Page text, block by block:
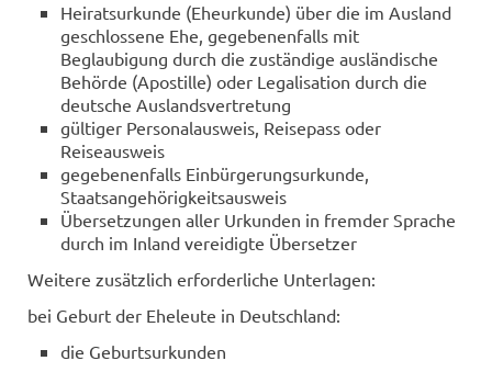
Heiratsurkunde (Eheurkunde) über die im Ausland
geschlossene Ehe, gegebenenfalls mit
Beglaubigung durch die zuständige ausländische
Behörde (Apostille) oder Legalisation durch die
deutsche Auslandsvertretung
gültiger Personalausweis, Reisepass oder
Reiseausweis
gegebenenfalls Einbürgerungsurkunde,
Staatsangehörigkeitsausweis
Übersetzungen aller Urkunden in fremder Sprache
durch im Inland vereidigte Übersetzer
Weitere zusätzlich erforderliche Unterlagen:
bei Geburt der Eheleute in Deutschland:
die Geburtsurkunden